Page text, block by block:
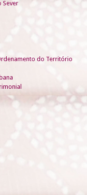
Sever
do Território